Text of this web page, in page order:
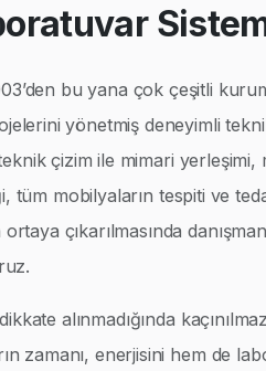
bu yana çok çeşitli
yönetmiş deneyimli
çizim ile mimari
tüm mobilyaların tespiti ve
çıkarılmasında
alınmadığında
zamanı, enerjisini hem de